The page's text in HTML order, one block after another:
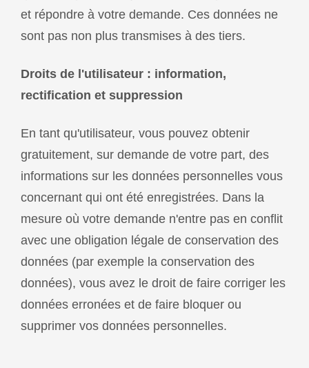
et répondre à votre demande. Ces données ne
sont pas non plus transmises à des tiers.
Droits de l'utilisateur : information,
rectification et suppression
En tant qu'utilisateur, vous pouvez obtenir
gratuitement, sur demande de votre part, des
informations sur les données personnelles vous
concernant qui ont été enregistrées. Dans la
mesure où votre demande n'entre pas en conflit
avec une obligation légale de conservation des
données (par exemple la conservation des
données), vous avez le droit de faire corriger les
données erronées et de faire bloquer ou
supprimer vos données personnelles.